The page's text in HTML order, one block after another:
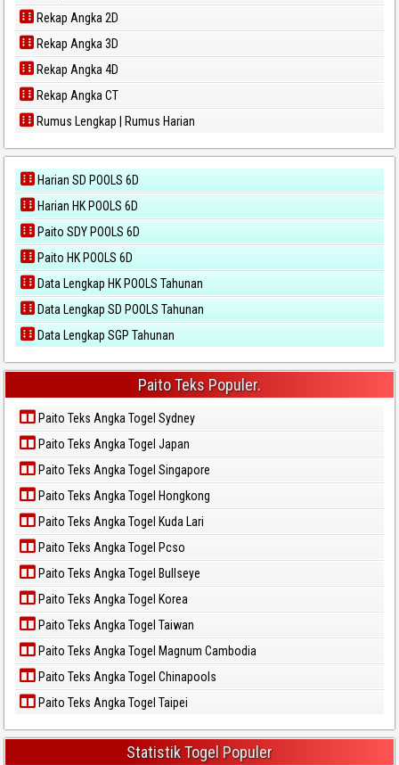
Rekap Angka 2D
Rekap Angka 3D
Rekap Angka 4D
Rekap Angka CT
Rumus Lengkap | Rumus Harian
Harian SD POOLS 6D
Harian HK POOLS 6D
Paito SDY POOLS 6D
Paito HK POOLS 6D
Data Lengkap HK POOLS Tahunan
Data Lengkap SD POOLS Tahunan
Data Lengkap SGP Tahunan
Paito Teks Populer.
Paito Teks Angka Togel Sydney
Paito Teks Angka Togel Japan
Paito Teks Angka Togel Singapore
Paito Teks Angka Togel Hongkong
Paito Teks Angka Togel Kuda Lari
Paito Teks Angka Togel Pcso
Paito Teks Angka Togel Bullseye
Paito Teks Angka Togel Korea
Paito Teks Angka Togel Taiwan
Paito Teks Angka Togel Magnum Cambodia
Paito Teks Angka Togel Chinapools
Paito Teks Angka Togel Taipei
Statistik Togel Populer